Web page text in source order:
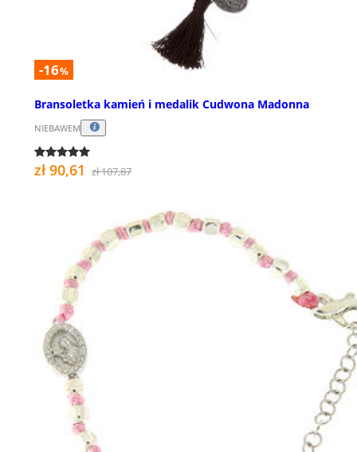
-16%
Bransoletka kamień i medalik Cudwona Madonna
NIEBAWEM
zł 90,61 zł 107,87